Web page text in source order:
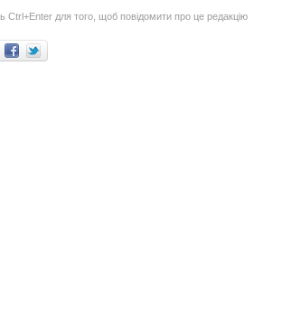
Ctrl+Enter для того, щоб повідомити про це редакцію